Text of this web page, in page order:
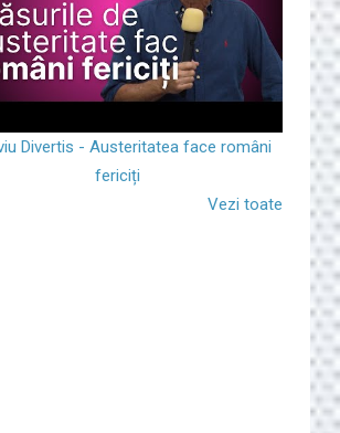
Divertis - Austeritatea face români
fericiți
Vezi toate